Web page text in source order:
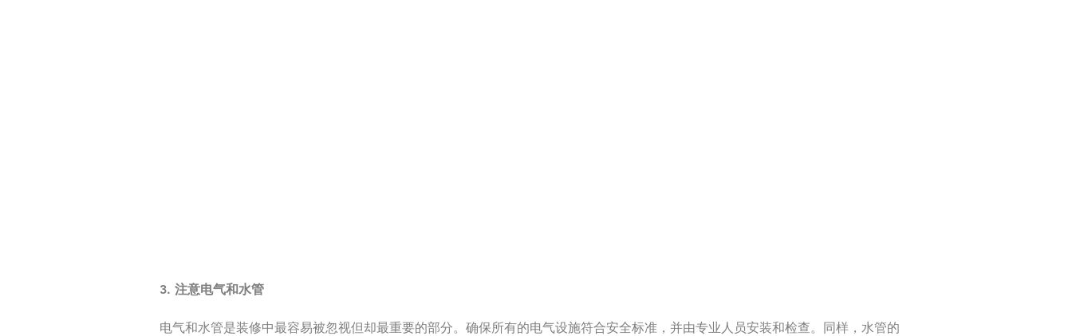
3. 注意电气和水管
电气和水管是装修中最容易被忽视但却最重要的部分。确保所有的电气设施符合安全标准，并由专业人员安装和检查。同样，水管的